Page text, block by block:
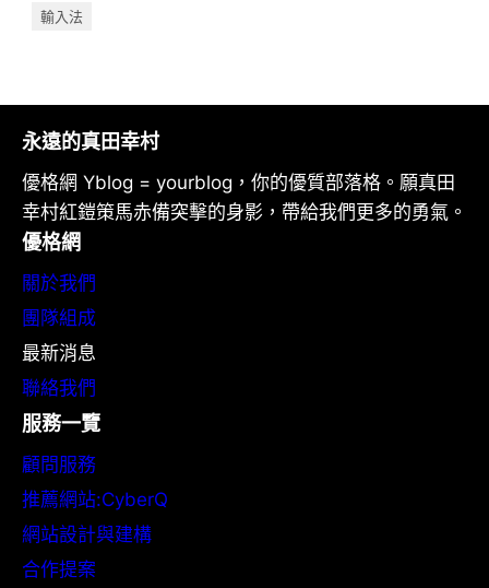
輸入法
永遠的真田幸村
優格網 Yblog = yourblog，你的優質部落格。願真田
幸村紅鎧策馬赤備突擊的身影，帶給我們更多的勇氣。
優格網
關於我們
團隊組成
最新消息
聯絡我們
服務一覽
顧問服務
推薦網站:CyberQ
網站設計與建構
合作提案